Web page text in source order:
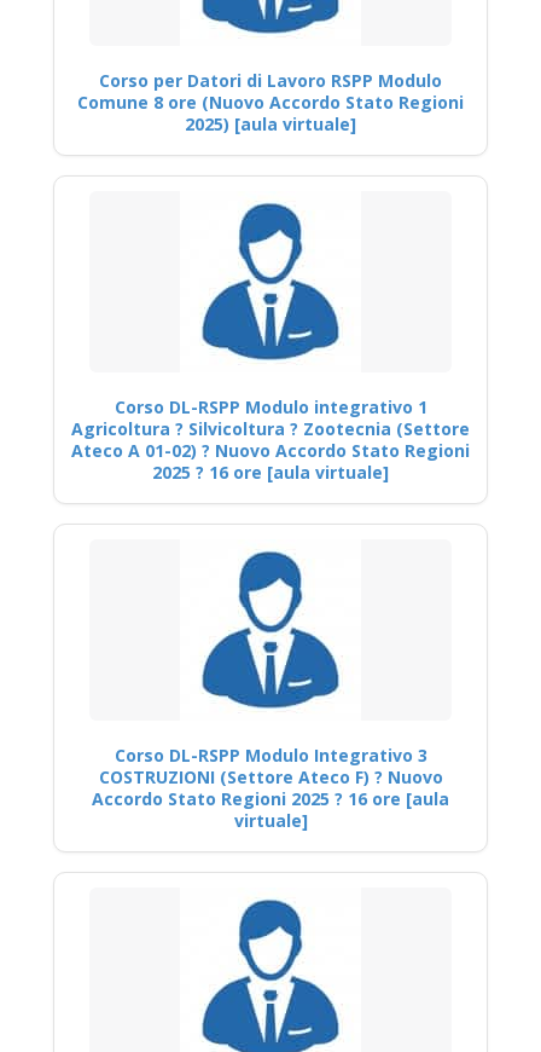
Corso per Datori di Lavoro RSPP Modulo
Comune 8 ore (Nuovo Accordo Stato Regioni
2025) [aula virtuale]
Corso DL-RSPP Modulo integrativo 1
Agricoltura ? Silvicoltura ? Zootecnia (Settore
Ateco A 01-02) ? Nuovo Accordo Stato Regioni
2025 ? 16 ore [aula virtuale]
Corso DL-RSPP Modulo Integrativo 3
COSTRUZIONI (Settore Ateco F) ? Nuovo
Accordo Stato Regioni 2025 ? 16 ore [aula
virtuale]